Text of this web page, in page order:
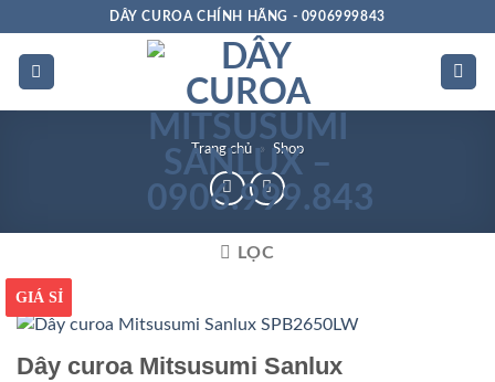
dung
DÂY CUROA CHÍNH HÃNG - 0906999843
Trang chủ » Shop
LỌC
GIÁ TỐT
GIÁ SỈ
Dây curoa Mitsusumi Sanlux